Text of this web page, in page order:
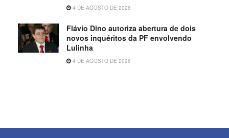
4 DE AGOSTO DE 2026
Flávio Dino autoriza abertura de dois
novos inquéritos da PF envolvendo
Lulinha
4 DE AGOSTO DE 2026